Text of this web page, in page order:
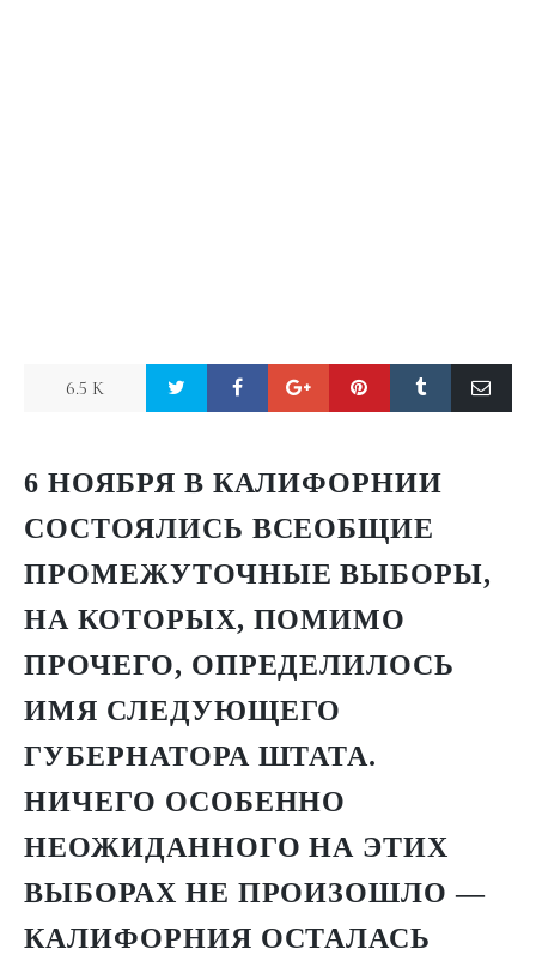
6.5 K
6 НОЯБРЯ В КАЛИФОРНИИ
СОСТОЯЛИСЬ ВСЕОБЩИЕ
ПРОМЕЖУТОЧНЫЕ ВЫБОРЫ,
НА КОТОРЫХ, ПОМИМО
ПРОЧЕГО, ОПРЕДЕЛИЛОСЬ
ИМЯ СЛЕДУЮЩЕГО
ГУБЕРНАТОРА ШТАТА.
НИЧЕГО ОСОБЕННО
НЕОЖИДАННОГО НА ЭТИХ
ВЫБОРАХ НЕ ПРОИЗОШЛО —
КАЛИФОРНИЯ ОСТАЛАСЬ